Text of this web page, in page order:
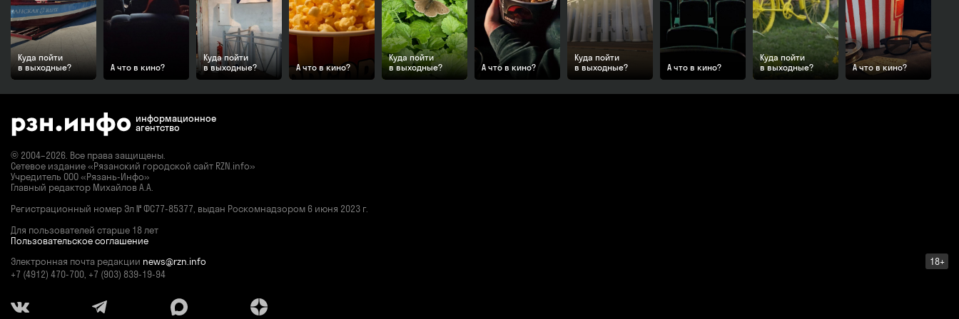
Куда пойти
в выходные?
А что в кино?
Куда пойти
в выходные?
А что в кино?
Куда пойти
в выходные?
А что в кино?
Куда пойти
в выходные?
А что в кино?
Куда пойти
в выходные?
А что в кино?
информационное
агентство
© 2004–2026. Все права защищены.
Сетевое издание «Рязанский городской сайт RZN.info»
Учредитель ООО «Рязань-Инфо»
Главный редактор Михайлов А.А.
Регистрационный номер Эл № ФС77-85377, выдан Роскомнадзором 6 июня 2023 г.
Для пользователей старше 18 лет
Пользовательское соглашение
Электронная почта редакции news@rzn.info
18+
+7 (4912) 470-700, +7 (903) 839-19-94